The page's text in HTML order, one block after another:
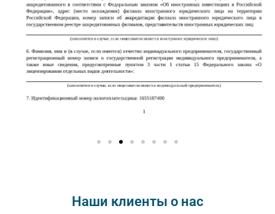
Наши клиенты о нас